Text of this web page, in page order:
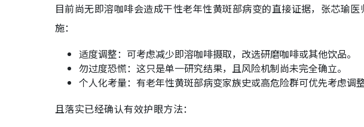
目前尚无即溶咖啡会造成干性老年性黄斑部病变的直接证据，张芯瑜
施：
适度调整：可考虑减少即溶咖啡摄取，改选研磨咖啡或其他饮品。
勿过度恐慌：这只是单一研究结果，且风险机制尚未完全确立。
个人化考量：有老年性黄斑部病变家族史或高危险群可优先考虑调整
​且落实已经确认有效护眼方法：